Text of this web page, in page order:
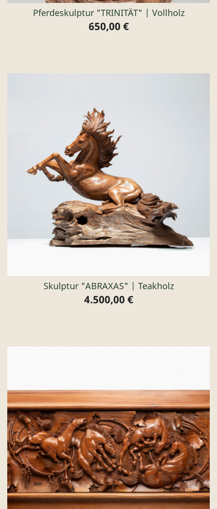
Pferdeskulptur "TRINITÄT" | Vollholz
Preis
650,00 €
Skulptur "ABRAXAS" | Teakholz
Preis
4.500,00 €